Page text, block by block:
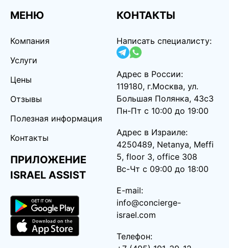
МЕНЮ
Компания
Услуги
Цены
Отзывы
Полезная информация
Контакты
ПРИЛОЖЕНИЕ
ISRAEL ASSIST
КОНТАКТЫ
Написать специалисту:
Адрес в России:
119180, г.Москва, ул.
Большая Полянка, 43с3
Пн-Пт с 10:00 до 19:00
Адрес в Израиле:
4250489, Netanya, Meffi
5, floor 3, office 308
Вс-Чт с 09:00 до 18:00
E-mail:
info@concierge-
israel.com
Телефон: